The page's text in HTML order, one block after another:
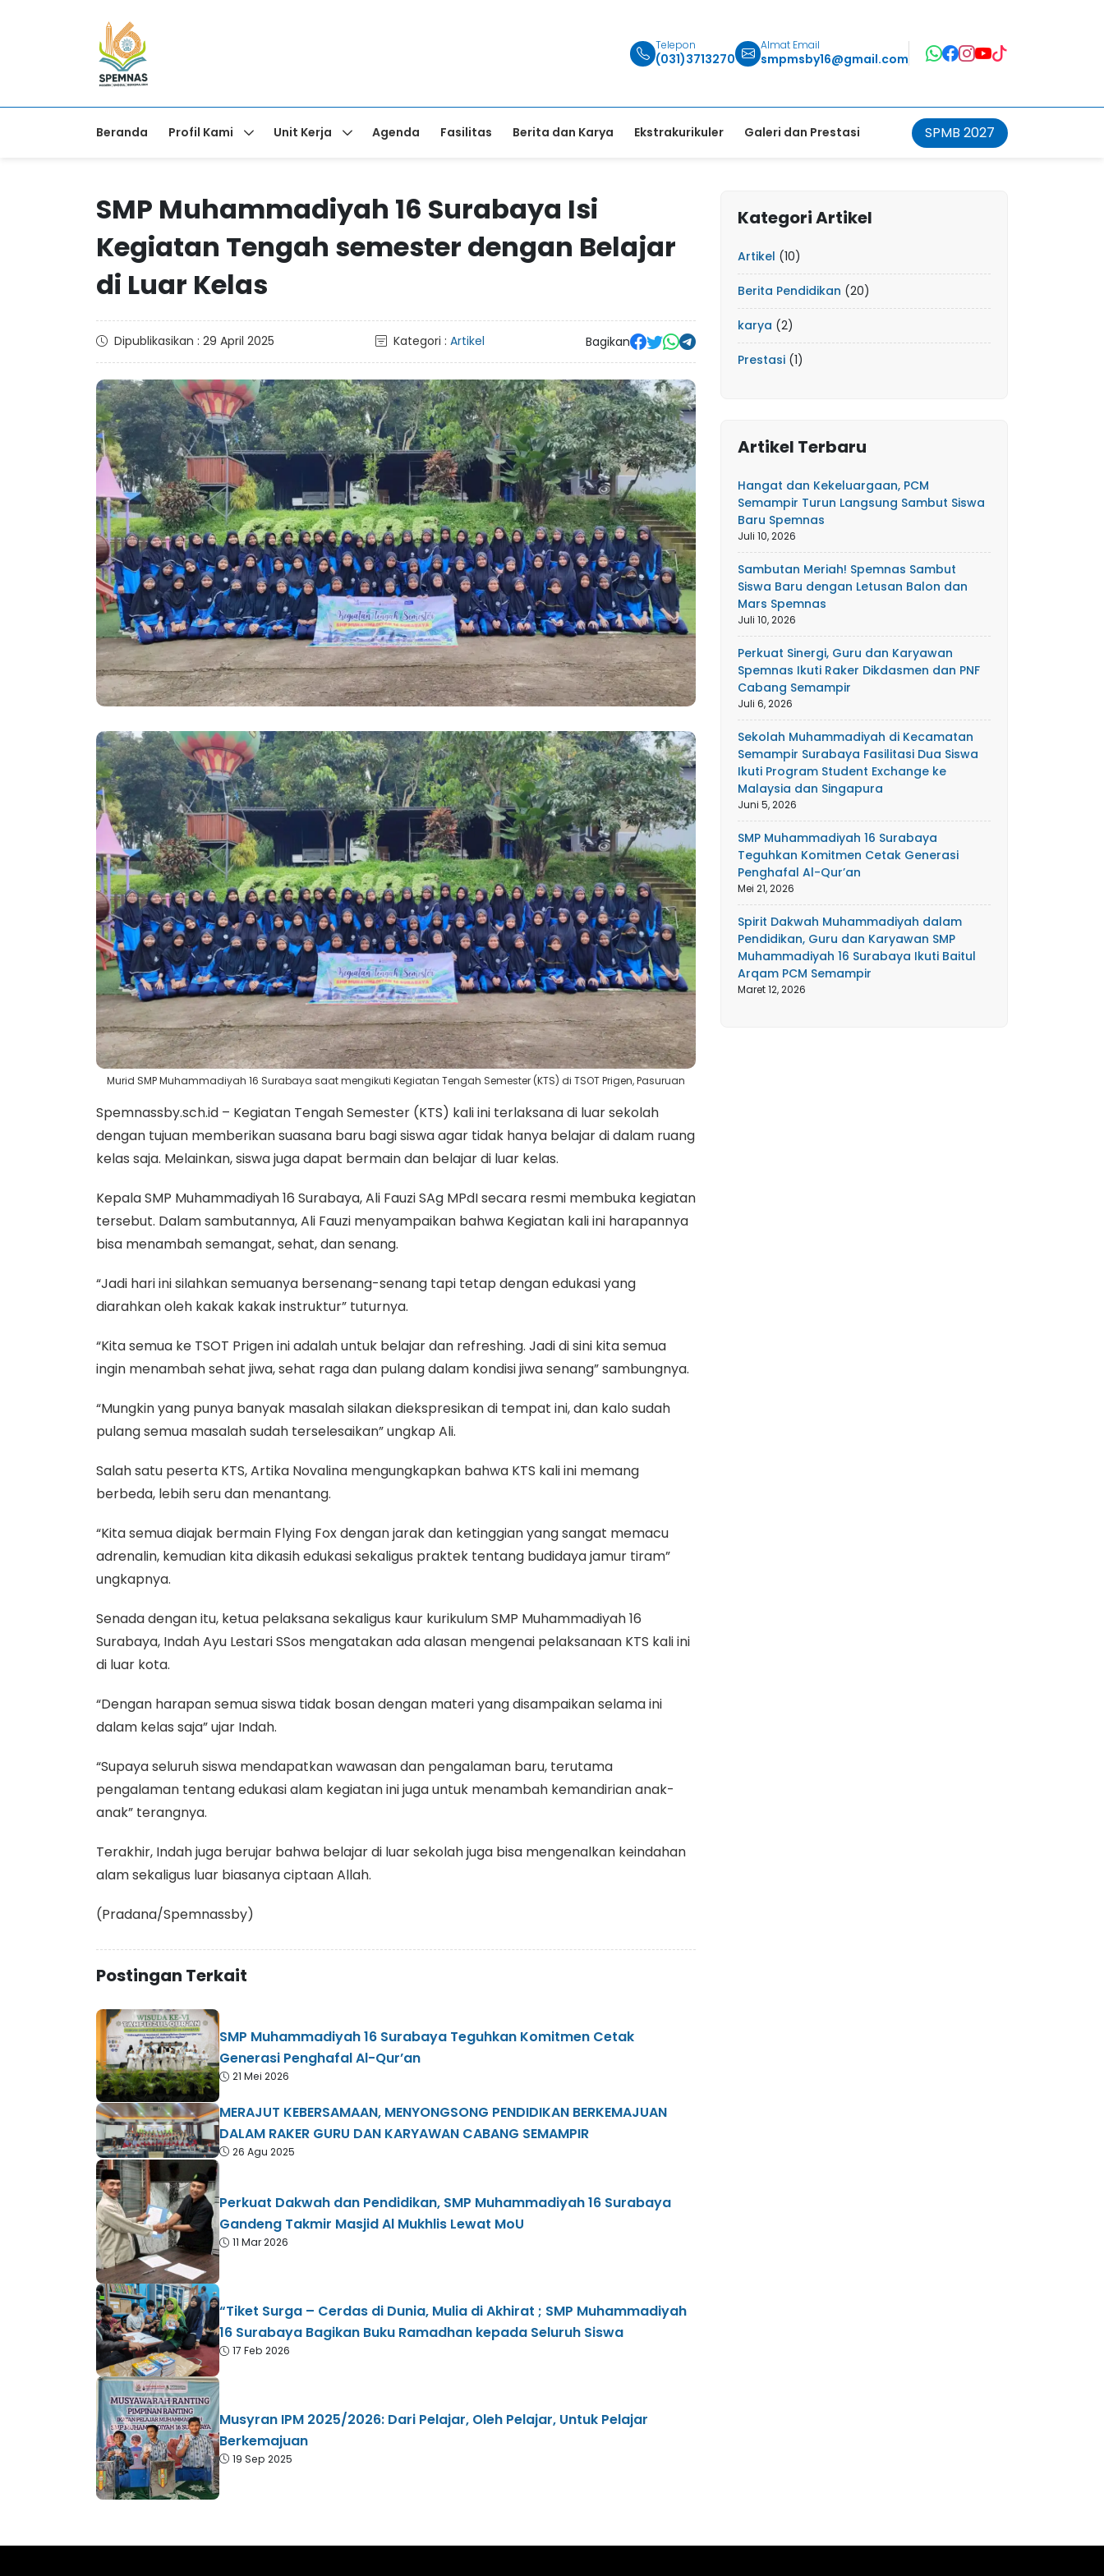
Telepon
(031)3713270
Almat Email
smpmsby16@gmail.com
Beranda Profil Kami Unit Kerja Agenda Fasilitas Berita dan Karya Ekstrakurikuler Galeri dan Prestasi SPMB 2027
SMP Muhammadiyah 16 Surabaya Isi
Kegiatan Tengah semester dengan Belajar
di Luar Kelas
Dipublikasikan : 29 April 2025 Kategori : Artikel Bagikan
Murid SMP Muhammadiyah 16 Surabaya saat mengikuti Kegiatan Tengah Semester (KTS) di TSOT Prigen, Pasuruan
Spemnassby.sch.id – Kegiatan Tengah Semester (KTS) kali ini terlaksana di luar sekolah
dengan tujuan memberikan suasana baru bagi siswa agar tidak hanya belajar di dalam ruang
kelas saja. Melainkan, siswa juga dapat bermain dan belajar di luar kelas.
Kepala SMP Muhammadiyah 16 Surabaya, Ali Fauzi SAg MPdI secara resmi membuka kegiatan
tersebut. Dalam sambutannya, Ali Fauzi menyampaikan bahwa Kegiatan kali ini harapannya
bisa menambah semangat, sehat, dan senang.
“Jadi hari ini silahkan semuanya bersenang-senang tapi tetap dengan edukasi yang
diarahkan oleh kakak kakak instruktur” tuturnya.
“Kita semua ke TSOT Prigen ini adalah untuk belajar dan refreshing. Jadi di sini kita semua
ingin menambah sehat jiwa, sehat raga dan pulang dalam kondisi jiwa senang” sambungnya.
“Mungkin yang punya banyak masalah silakan diekspresikan di tempat ini, dan kalo sudah
pulang semua masalah sudah terselesaikan” ungkap Ali.
Salah satu peserta KTS, Artika Novalina mengungkapkan bahwa KTS kali ini memang
berbeda, lebih seru dan menantang.
“Kita semua diajak bermain Flying Fox dengan jarak dan ketinggian yang sangat memacu
adrenalin, kemudian kita dikasih edukasi sekaligus praktek tentang budidaya jamur tiram”
ungkapnya.
Senada dengan itu, ketua pelaksana sekaligus kaur kurikulum SMP Muhammadiyah 16
Surabaya, Indah Ayu Lestari SSos mengatakan ada alasan mengenai pelaksanaan KTS kali ini
di luar kota.
“Dengan harapan semua siswa tidak bosan dengan materi yang disampaikan selama ini
dalam kelas saja” ujar Indah.
“Supaya seluruh siswa mendapatkan wawasan dan pengalaman baru, terutama
pengalaman tentang edukasi alam kegiatan ini juga untuk menambah kemandirian anak-
anak” terangnya.
Terakhir, Indah juga berujar bahwa belajar di luar sekolah juga bisa mengenalkan keindahan
alam sekaligus luar biasanya ciptaan Allah.
(Pradana/Spemnassby)
Postingan Terkait
SMP Muhammadiyah 16 Surabaya Teguhkan Komitmen Cetak
Generasi Penghafal Al-Qur’an
21 Mei 2026
MERAJUT KEBERSAMAAN, MENYONGSONG PENDIDIKAN BERKEMAJUAN
DALAM RAKER GURU DAN KARYAWAN CABANG SEMAMPIR
26 Agu 2025
Perkuat Dakwah dan Pendidikan, SMP Muhammadiyah 16 Surabaya
Gandeng Takmir Masjid Al Mukhlis Lewat MoU
11 Mar 2026
“Tiket Surga – Cerdas di Dunia, Mulia di Akhirat ; SMP Muhammadiyah
16 Surabaya Bagikan Buku Ramadhan kepada Seluruh Siswa
17 Feb 2026
Musyran IPM 2025/2026: Dari Pelajar, Oleh Pelajar, Untuk Pelajar
Berkemajuan
19 Sep 2025
Kategori Artikel
Artikel (10)
Berita Pendidikan (20)
karya (2)
Prestasi (1)
Artikel Terbaru
Hangat dan Kekeluargaan, PCM
Semampir Turun Langsung Sambut Siswa
Baru Spemnas
Juli 10, 2026
Sambutan Meriah! Spemnas Sambut
Siswa Baru dengan Letusan Balon dan
Mars Spemnas
Juli 10, 2026
Perkuat Sinergi, Guru dan Karyawan
Spemnas Ikuti Raker Dikdasmen dan PNF
Cabang Semampir
Juli 6, 2026
Sekolah Muhammadiyah di Kecamatan
Semampir Surabaya Fasilitasi Dua Siswa
Ikuti Program Student Exchange ke
Malaysia dan Singapura
Juni 5, 2026
SMP Muhammadiyah 16 Surabaya
Teguhkan Komitmen Cetak Generasi
Penghafal Al-Qur’an
Mei 21, 2026
Spirit Dakwah Muhammadiyah dalam
Pendidikan, Guru dan Karyawan SMP
Muhammadiyah 16 Surabaya Ikuti Baitul
Arqam PCM Semampir
Maret 12, 2026